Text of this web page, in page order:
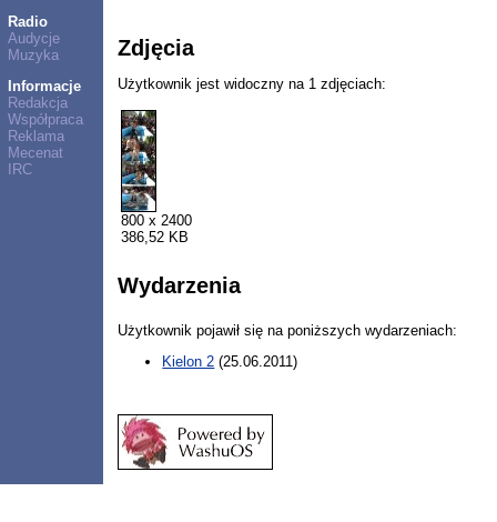
Radio
Audycje
Muzyka
Informacje
Redakcja
Współpraca
Reklama
Mecenat
IRC
Zdjęcia
Użytkownik jest widoczny na 1 zdjęciach:
800 x 2400
386,52 KB
Wydarzenia
Użytkownik pojawił się na poniższych wydarzeniach:
Kielon 2 (25.06.2011)